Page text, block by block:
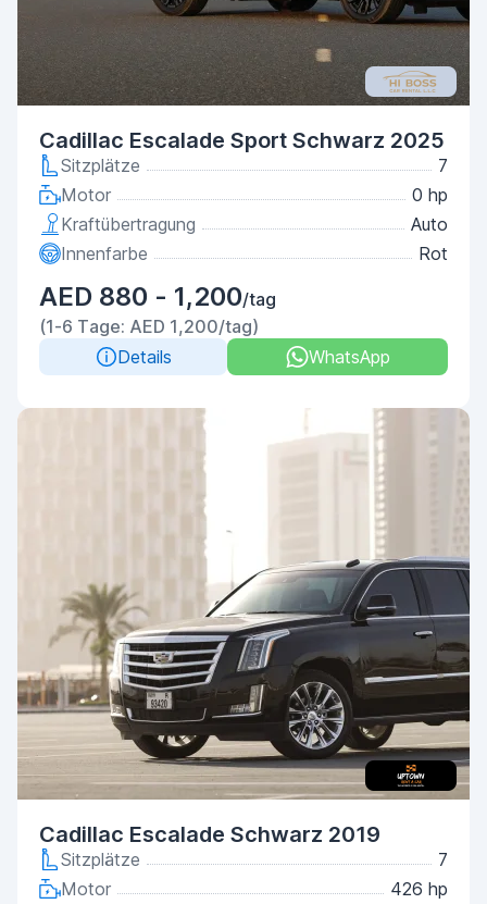
Cadillac Escalade Sport Schwarz 2025
Sitzplätze
7
Motor
0 hp
Kraftübertragung
Auto
Innenfarbe
Rot
AED 880 - 1,200/tag
(1-6 Tage: AED 1,200/tag)
Details
WhatsApp
Cadillac Escalade Schwarz 2019
Sitzplätze
7
Motor
426 hp